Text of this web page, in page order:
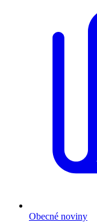
Obecné noviny